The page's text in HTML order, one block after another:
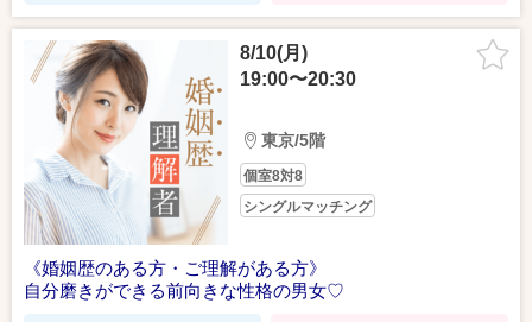
8/10(月)
19:00〜20:30
東京/5階
個室8対8
シングルマッチング
《婚姻歴のある方・ご理解がある方》
自分磨きができる前向きな性格の男女♡